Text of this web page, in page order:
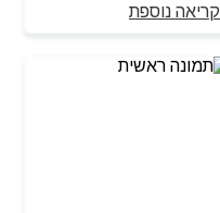
קריאה נוספת